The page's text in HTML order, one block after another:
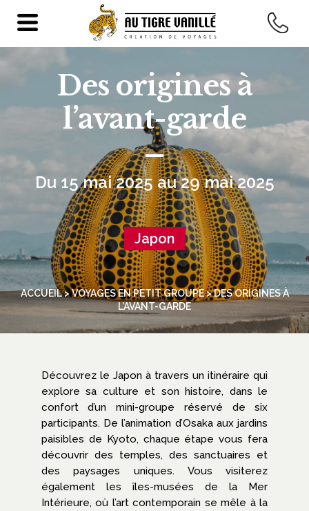
Des origines à
l’avant-garde
Du 15 mai 2025 au 29 mai 2025
Japon
ACCUEIL>VOYAGES EN PETIT GROUPE> DES ORIGINES À
L’AVANT-GARDE
Découvrez le Japon à travers un itinéraire qui
explore sa culture et son histoire, dans le
confort d’un mini-groupe réservé de six
participants. De l’animation d’Osaka aux jardins
paisibles de Kyoto, chaque étape vous fera
découvrir des temples, des sanctuaires et
des paysages uniques. Vous visiterez
également les îles-musées de la Mer
Intérieure, où l’art contemporain se mêle à la